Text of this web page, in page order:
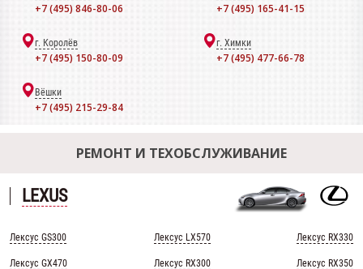
+7 (495) 846-80-06 +7 (495) 165-41-15
г. Королёв
+7 (495) 150-80-09
г. Химки
+7 (495) 477-66-78
Вёшки
+7 (495) 215-29-84
РЕМОНТ И ТЕХОБСЛУЖИВАНИЕ
LEXUS
Лексус GS300
Лексус GX470
Лексус LX570
Лексус RX300
Лексус RX330
Лексус RX350